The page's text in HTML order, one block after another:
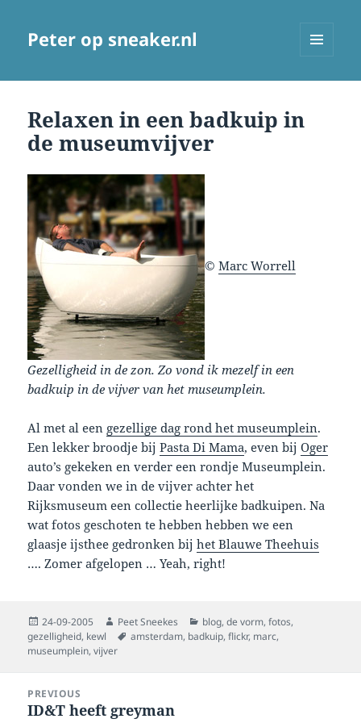
Peter op sneaker.nl
Relaxen in een badkuip in
de museumvijver
©Marc Worrell
Gezelligheid in de zon. Zo vond ik mezelf in een
badkuip in de vijver van het museumplein.
Al met al een gezellige dag rond het museumplein.
Een lekker broodje bijPasta Di Mama, even bijOger
auto’s gekeken en verder een rondje Museumplein.
Daar vonden we in de vijver achter het
Rijksmuseum een collectie heerlijke badkuipen. Na
wat fotos geschoten te hebben hebben we een
glaasje ijsthee gedronken bijhet Blauwe Theehuis
…. Zomer afgelopen … Yeah, right!
Posted
on
24-09-2005 Author
Peet Sneekes Categories
blog,de vorm,fotos,
gezelligheid, kewl Tags
amsterdam, badkuip,flickr, marc,
museumplein,vijver
navigation
PREVIOUS
Previous
ID&T heeft greyman